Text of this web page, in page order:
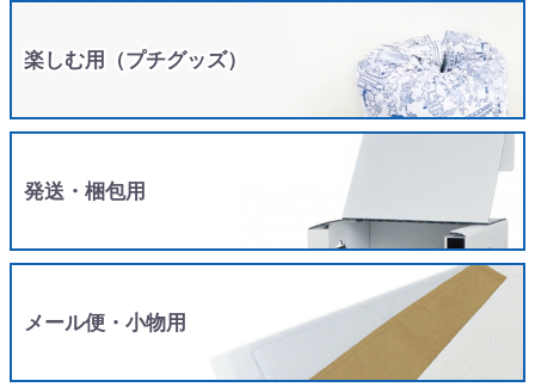
楽しむ用（プチグッズ）
発送・梱包用
メール便・小物用